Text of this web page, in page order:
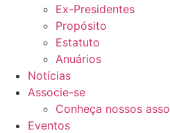
Ex-Presidentes
Propósito
Estatuto
Anuários
Notícias
Associe-se
Conheça nossos
Eventos